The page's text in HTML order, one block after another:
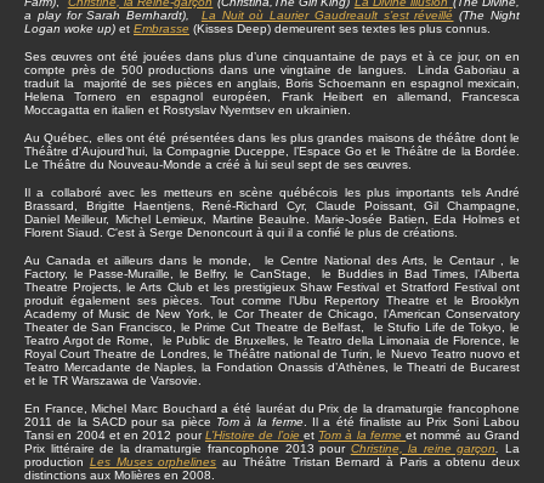
a play for Sarah Bernhardt),
La Nuit où Laurier Gaudreault s’est réveillé (The Night
Logan woke up) et Embrasse (Kisses Deep) demeurent ses textes les plus connus.
Ses œuvres ont été jouées dans plus d’une cinquantaine de pays et à ce jour, on en
compte près de 500 productions dans une vingtaine de langues. Linda Gaboriau a
traduit la majorité de ses pièces en anglais, Boris Schoemann en espagnol mexicain,
Helena Tornero en espagnol européen, Frank Heibert en allemand, Francesca
Moccagatta en italien et Rostyslav Nyemtsev en ukrainien.
Au Québec, elles ont été présentées dans les plus grandes maisons de théâtre dont le
Théâtre d’Aujourd’hui, la Compagnie Duceppe, l’Espace Go et le Théâtre de la Bordée.
Le Théâtre du Nouveau-Monde a créé à lui seul sept de ses œuvres.
Il a collaboré avec les metteurs en scène québécois les plus importants tels André
Brassard, Brigitte Haentjens, René-Richard Cyr, Claude Poissant, Gil Champagne,
Daniel Meilleur, Michel Lemieux, Martine Beaulne. Marie-Josée Batien, Eda Holmes et
Florent Siaud. C'est à Serge Denoncourt à qui il a confié le plus de créations.
Au Canada et ailleurs dans le monde, le Centre National des Arts, le Centaur , le
Factory, le Passe-Muraille, le Belfry, le CanStage, le Buddies in Bad Times, l’Alberta
Theatre Projects, le Arts Club et les prestigieux Shaw Festival et Stratford Festival ont
produit également ses pièces. Tout comme l’Ubu Repertory Theatre et le Brooklyn
Academy of Music de New York, le Cor Theater de Chicago, l’American Conservatory
Theater de San Francisco, le Prime Cut Theatre de Belfast, le Stufio Life de Tokyo, le
Teatro Argot de Rome, le Public de Bruxelles, le Teatro della Limonaia de Florence, le
Royal Court Theatre de Londres, le Théâtre national de Turin, le Nuevo Teatro nuovo et
Teatro Mercadante de Naples, la Fondation Onassis d’Athènes, le Theatri de Bucarest
et le TR Warszawa de Varsovie.
En France, Michel Marc Bouchard a été lauréat du Prix de la dramaturgie francophone
2011 de la SACD pour sa pièce Tom à la ferme. Il a été finaliste au Prix Soni Labou
Tansi en 2004 et en 2012 pourL’Histoire de l’oie et Tom à la ferme et nommé au Grand
Prix littéraire de la dramaturgie francophone 2013 pour Christine, la reine garçon .La
production Les Muses orphelines au Théâtre Tristan Bernard à Paris a obtenu deux
distinctions aux Molières en 2008.